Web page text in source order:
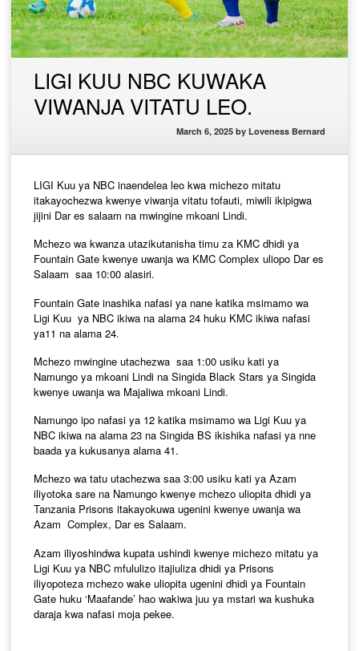
LIGI KUU NBC KUWAKA
VIWANJA VITATU LEO.
March 6, 2025 by Loveness Bernard
LIGI Kuu ya NBC inaendelea leo kwa michezo mitatu
itakayochezwa kwenye viwanja vitatu tofauti, miwili ikipigwa
jijini Dar es salaam na mwingine mkoani Lindi.
Mchezo wa kwanza utazikutanisha timu za KMC dhidi ya
Fountain Gate kwenye uwanja wa KMC Complex uliopo Dar es
Salaam saa 10:00 alasiri.
Fountain Gate inashika nafasi ya nane katika msimamo wa
Ligi Kuu ya NBC ikiwa na alama 24 huku KMC ikiwa nafasi
ya11 na alama 24.
Mchezo mwingine utachezwa saa 1:00 usiku kati ya
Namungo ya mkoani Lindi na Singida Black Stars ya Singida
kwenye uwanja wa Majaliwa mkoani Lindi.
Namungo ipo nafasi ya 12 katika msimamo wa Ligi Kuu ya
NBC ikiwa na alama 23 na Singida BS ikishika nafasi ya nne
baada ya kukusanya alama 41.
Mchezo wa tatu utachezwa saa 3:00 usiku kati ya Azam
iliyotoka sare na Namungo kwenye mchezo uliopita dhidi ya
Tanzania Prisons itakayokuwa ugenini kwenye uwanja wa
Azam Complex, Dar es Salaam.
Azam iliyoshindwa kupata ushindi kwenye michezo mitatu ya
Ligi Kuu ya NBC mfululizo itajiuliza dhidi ya Prisons
iliyopoteza mchezo wake uliopita ugenini dhidi ya Fountain
Gate huku ‘Maafande’ hao wakiwa juu ya mstari wa kushuka
daraja kwa nafasi moja pekee.